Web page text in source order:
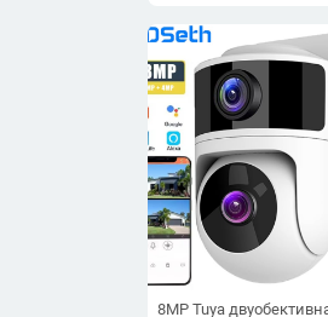
8MP Tuya